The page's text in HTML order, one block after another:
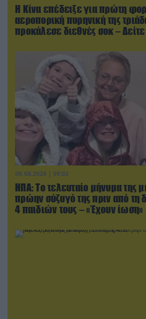
Η Κίνα επέδειξε για πρώτη
αεροπορική πυρηνική της
προκάλεσε διεθνές σοκ – Δείτε
06.08.2026 | 09:02
ΗΠΑ: Το τελευταίο μήνυμα της
πρώην σύζυγό της πριν από τη
4 παιδιών τους – «Έχουν ίωση»